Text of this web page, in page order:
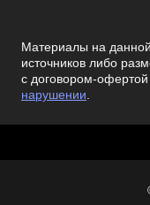
Материалы на
источников либо
с договором-
нарушении.